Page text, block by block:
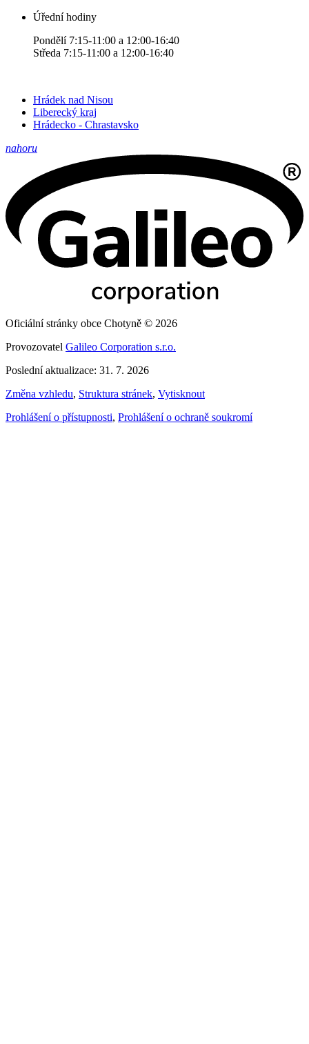
Úřední hodiny
Pondělí 7:15-11:00 a 12:00-16:40
Středa 7:15-11:00 a 12:00-16:40
Hrádek nad Nisou
Liberecký kraj
Hrádecko - Chrastavsko
nahoru
Oficiální stránky obce Chotyně © 2026
Provozovatel Galileo Corporation s.r.o.
Poslední aktualizace: 31. 7. 2026
Změna vzhledu, Struktura stránek, Vytisknout
Prohlášení o přístupnosti, Prohlášení o ochraně soukromí